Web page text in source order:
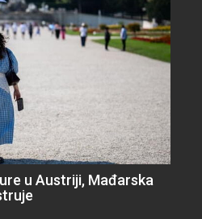
u Austriji, Mađarska